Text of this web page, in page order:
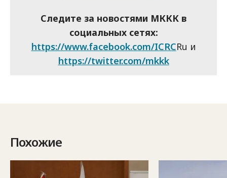
Следите за новостями МККК в
социальных сетях:
https://www.facebook.com/ICRCRu и
https://twitter.com/mkkk
Похожие